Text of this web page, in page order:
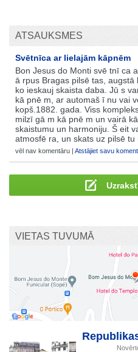
ATSAUKSMES
Svētnīca ar lielajām kāpnēm
Bon Jesus do Monti svē tnī ca
ā rpus Bragas pilsē tas, augstā
ko ieskauj skaista daba. Jū s
kā pnē m, ar automaš ī nu vai
kopš.1882. gada. Viss
milzī gā m kā pnē m un vairā
skaistumu un harmoniju. Š eit
atmosfē ra, un skats uz pilsē tu
vēl nav komentāru | Atstājiet savu
VIETAS TUVUMĀ